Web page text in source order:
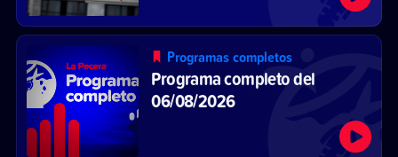
Programas completos
Programa completo del
06/08/2026